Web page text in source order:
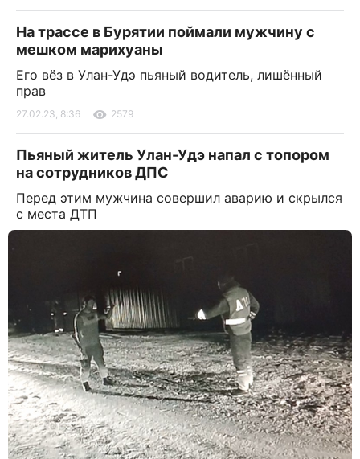
На трассе в Бурятии поймали мужчину с
мешком марихуаны
Его вёз в Улан-Удэ пьяный водитель, лишённый
прав
27.02.23, 8:36 2579
Пьяный житель Улан-Удэ напал с топором
на сотрудников ДПС
Перед этим мужчина совершил аварию и скрылся
с места ДТП